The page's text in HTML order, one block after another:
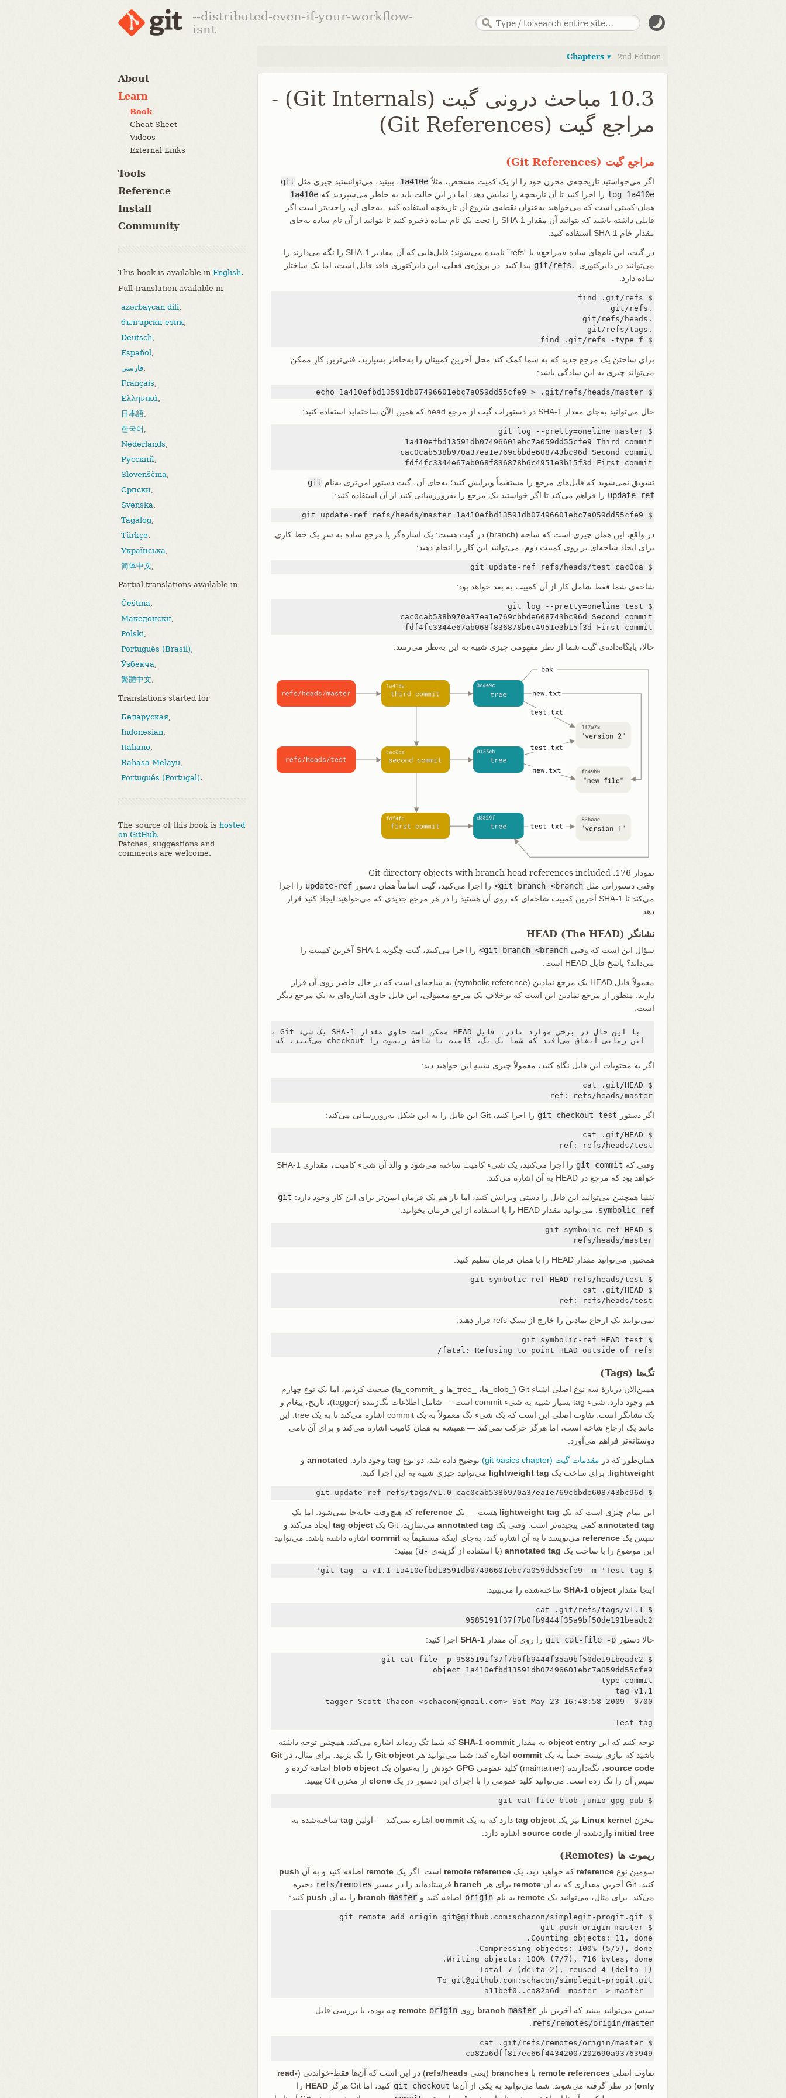
--distributed-even-if-your-workflow-
isnt
About
Learn
Book
Cheat Sheet
Videos
External Links
Tools
Reference
Install
Community
This book is available in English.
Full translation available in
azərbaycan dili,
български език,
Deutsch,
Español,
فارسی,
Français,
Ελληνικά,
日本語,
한국어 ,
Nederlands,
Русский,
Slovenščina,
Српски,
Svenska,
Tagalog,
Türkçe.
Українська,
简体中文,
Partial translations available in
Čeština,
Македонски,
Polski,
Português (Brasil),
Ўзбекча,
繁體中文,
Translations started for
Беларуская,
Indonesian,
Italiano,
Bahasa Melayu,
Português (Portugal).
The source of this book is hosted
on GitHub.
Patches, suggestions and
comments are welcome.
Chapters ▾ 2nd Edition
10.3 مباحث درونی گیت (Git Internals) -
مراجع گیت (Git References)
مراجع گیت (Git References)
اگر می‌خواستید تاریخچه‌ی مخزن خود را از یک کمیت مشخص، مثلاً 1a410e، ببینید، می‌توانستید چیزی مثل git
log 1a410e را اجرا کنید تا آن تاریخچه را نمایش دهد، اما در این حالت باید به خاطر می‌سپردید که 1a410e
همان کمیتی است که می‌خواهید به‌عنوان نقطه‌ی شروع آن تاریخچه استفاده کنید. به‌جای آن، راحت‌تر است اگر
فایلی داشته باشید که بتوانید آن مقدار SHA-1 را تحت یک نام ساده ذخیره کنید تا بتوانید از آن نام ساده به‌جای
مقدار خام SHA-1 استفاده کنید.
در گیت، این نام‌های ساده «مراجع» یا “refs” نامیده می‌شوند؛ فایل‌هایی که آن مقادیر SHA-1 را نگه می‌دارند را
می‌توانید در دایرکتوری .git/refs
پیدا کنید. در پروژه‌ی فعلی، این دایرکتوری فاقد فایل است، اما یک ساختار
ساده دارد:
$ find .git/refs -type f
برای ساختن یک مرجع جدید که به شما کمک کند محل آخرین کمییتان را به‌خاطر بسپارید، فنی‌ترین کارِ ممکن
می‌تواند چیزی به این سادگی باشد:
$ echo 1a410efbd13591db07496601ebc7a059dd55cfe9 > .git/refs/heads/master
حال می‌توانید به‌جای مقدار SHA-1 در دستورات گیت از مرجع head که همین الآن ساخته‌اید استفاده کنید:
fdf4fc3344e67ab068f836878b6c4951e3b15f3d First commit
تشویق نمی‌شوید که فایل‌های مرجع را مستقیماً ویرایش کنید؛ به‌جای آن، گیت دستور امن‌تری به‌نام git
update-ref را فراهم می‌کند تا اگر خواستید یک مرجع را به‌روزرسانی کنید از آن استفاده کنید:
$ git update-ref refs/heads/master 1a410efbd13591db07496601ebc7a059dd55cfe9
در واقع، این همان چیزی است که شاخه (branch) در گیت هست: یک اشاره‌گر یا مرجع ساده به سرِ یک خط کاری.
برای ایجاد شاخه‌ای بر روی کمییت دوم، می‌توانید این کار را انجام دهید:
$ git update-ref refs/heads/test cac0ca
شاخه‌ی شما فقط شامل کار از آن کمییت به بعد خواهد بود:
fdf4fc3344e67ab068f836878b6c4951e3b15f3d First commit
حالا، پایگاه‌داده‌ی گیت شما از نظر مفهومی چیزی شبیه به این به‌نظر می‌رسد:
نمودار 176. Git directory objects with branch head references included
وقتی دستوراتی مثل git branch <branch> را اجرا می‌کنید، گیت اساساً همان دستور update-ref را اجرا
می‌کند تا SHA-1 آخرین کمییت شاخه‌ای که روی آن هستید را در هر مرجع جدیدی که می‌خواهید ایجاد کنید قرار
دهد.
نشانگر HEAD (The HEAD)
سؤال این است که وقتی git branch <branch>
را اجرا می‌کنید، گیت چگونه SHA-1 آخرین کمییت را
می‌داند؟ پاسخ فایل HEAD است.
معمولاً فایل HEAD یک مرجع نمادین (symbolic reference) به شاخه‌ای است که در حال حاضر روی آن قرار
دارید. منظور از مرجع نمادین این است که برخلاف یک مرجع معمولی، این فایل حاوی اشاره‌ای به یک مرجع دیگر
است.
این زمانی اتفاق می‌افتد که شما یک تگ، کامیت یا شاخهٔ ریموت را checkout می‌کنید، که مخزن شما را در وضعیت "detached HEAD" قرار می‌دهد.
اگر به محتویات این فایل نگاه کنید، معمولاً چیزی شبیهِ این خواهید دید:
ref: refs/heads/master
اگر دستور git checkout test را اجرا کنید، Git این فایل را به این شکل به‌روزرسانی می‌کند:
ref: refs/heads/test
وقتی که git commit
را اجرا می‌کنید، یک شیء کامیت ساخته می‌شود و والد آن شیء کامیت، مقداری SHA-1
خواهد بود که مرجع در HEAD به آن اشاره می‌کند.
شما همچنین می‌توانید این فایل را دستی ویرایش کنید، اما باز هم یک فرمان ایمن‌تر برای این کار وجود دارد: git
symbolic-ref
. می‌توانید مقدار HEAD را با استفاده از این فرمان بخوانید:
refs/heads/master
همچنین می‌توانید مقدار HEAD را با همان فرمان تنظیم کنید:
ref: refs/heads/test
نمی‌توانید یک ارجاع نمادین را خارج از سبک refs قرار دهید:
fatal: Refusing to point HEAD outside of refs/
تگ‌ها (Tags)
همین‌الان دربارهٔ سه نوع اصلی اشیاء Git (_blob_ها، _tree_ها و _commit_ها) صحبت کردیم، اما یک نوع چهارم
هم وجود دارد. شیء tag بسیار شبیه به شیء commit است — شامل اطلاعات تگ‌زننده (tagger)، تاریخ، پیغام و
یک نشانگر است. تفاوت اصلی این است که یک شیء تگ معمولاً به یک commit اشاره می‌کند تا به یک tree. این
مانند یک ارجاع شاخه است، اما هرگز حرکت نمی‌کند — همیشه به همان کامیت اشاره می‌کند و برای آن نامی
دوستانه‌تر فراهم می‌آورد.
همان‌طور که در مقدمات گیت (git basics chapter) توضیح داده شد، دو نوع tag وجود دارد: annotated و
lightweight . برای ساخت یک lightweight tag می‌توانید چیزی شبیه به این اجرا کنید:
$ git update-ref refs/tags/v1.0 cac0cab538b970a37ea1e769cbbde608743bc96d
این تمام چیزی است که یک lightweight tag هست — یک reference که هیچ‌وقت جابه‌جا نمی‌شود. اما یک
annotated tag کمی پیچیده‌تر است. وقتی یک annotated tag می‌سازید، Git یک tag object ایجاد می‌کند و
سپس یک reference می‌نویسد تا به آن اشاره کند، به‌جای اینکه مستقیماً به commit اشاره داشته باشد. می‌توانید
این موضوع را با ساخت یک annotated tag (با استفاده از گزینه‌ی -a ) ببینید:
$ git tag -a v1.1 1a410efbd13591db07496601ebc7a059dd55cfe9 -m 'Test tag'
اینجا مقدار SHA-1 object ساخته‌شده را می‌بینید:
9585191f37f7b0fb9444f35a9bf50de191beadc2
حالا دستور git cat-file -p را روی آن مقدار SHA-1 اجرا کنید:
Test tag
توجه کنید که این object entry به مقدار SHA-1 commit که شما تگ زده‌اید اشاره می‌کند. همچنین توجه داشته
باشید که نیازی نیست حتماً به یک commit اشاره کند؛ شما می‌توانید هر Git object را تگ بزنید. برای مثال، در Git
source code، نگه‌دارنده (maintainer) کلید عمومی GPG خودش را به‌عنوان یک blob object اضافه کرده و
سپس آن را تگ زده است. می‌توانید کلید عمومی را با اجرای این دستور در یک clone از مخزن Git ببینید:
$ git cat-file blob junio-gpg-pub
مخزن Linux kernel نیز یک tag object دارد که به یک commit اشاره نمی‌کند — اولین tag ساخته‌شده به
initial tree واردشده از source code اشاره دارد.
ریموت ها (Remotes)
سومین نوع reference که خواهید دید، یک remote reference است. اگر یک remote اضافه کنید و به آن push
کنید، Git آخرین مقداری که به آن
remote برای هر branch فرستاده‌اید را در مسیر refs/remotes ذخیره
می‌کند. برای مثال، می‌توانید یک remote به نام origin اضافه کنید و branch master را به آن push کنید:
سپس می‌توانید ببینید که آخرین بار branch master روی remote origin
چه بوده، با بررسی فایل
refs/remotes/origin/master
:
ca82a6dff817ec66f44342007202690a93763949
تفاوت اصلی remote references با branches (یعنی refs/heads) در این است که آن‌ها فقط-خواندنی (read-
only) در نظر گرفته می‌شوند. شما می‌توانید به یکی از آن‌ها git checkout کنید، اما Git هرگز HEAD را